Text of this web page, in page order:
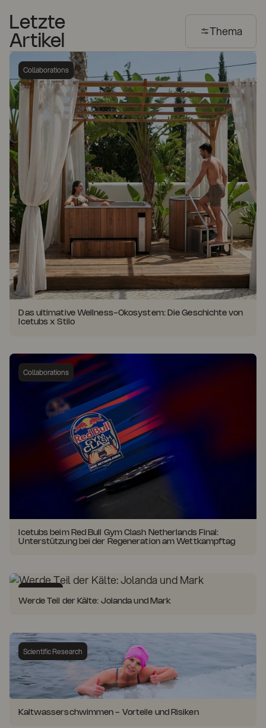
Letzte
Artikel
Thema
Collaborations
Das ultimative Wellness-Ökosystem: Die Geschichte von
Icetubs x Stilo
Collaborations
Icetubs beim Red Bull Gym Clash Netherlands Final:
Unterstützung bei der Regeneration am Wettkampftag
Werde Teil der Kälte: Jolanda und Mark
Scientific Research
Kaltwasserschwimmen - Vorteile und Risiken